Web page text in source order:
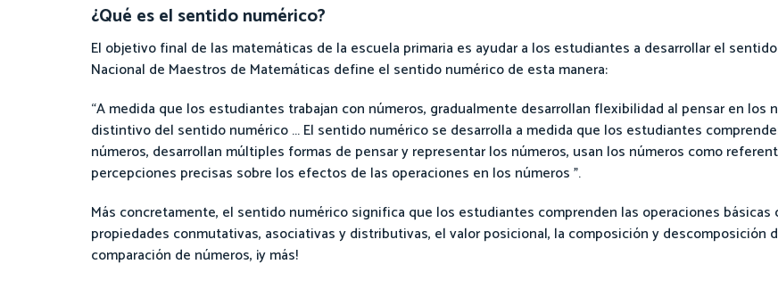
¿Qué es el sentido numérico?
El objetivo final de las matemáticas de la escuela primaria es ayudar a los estudiantes a desarrollar el
Nacional de Maestros de Matemáticas define el sentido numérico de esta manera:
“A medida que los estudiantes trabajan con números, gradualmente desarrollan flexibilidad al pensar en los
distintivo del sentido numérico ... El sentido numérico se desarrolla a medida que los estudiantes
números, desarrollan múltiples formas de pensar y representar los números, usan los números como
percepciones precisas sobre los efectos de las operaciones en los números ".
Más concretamente, el sentido numérico significa que los estudiantes comprenden las operaciones básicas
propiedades conmutativas, asociativas y distributivas, el valor posicional, la composición y descomposición
comparación de números, ¡y más!